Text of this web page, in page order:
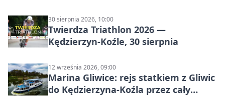
30 sierpnia 2026, 10:00
Twierdza Triathlon 2026 —
Kędzierzyn-Koźle, 30 sierpnia
12 września 2026, 09:00
Marina Gliwice: rejs statkiem z Gliwic
do Kędzierzyna-Koźla przez cały